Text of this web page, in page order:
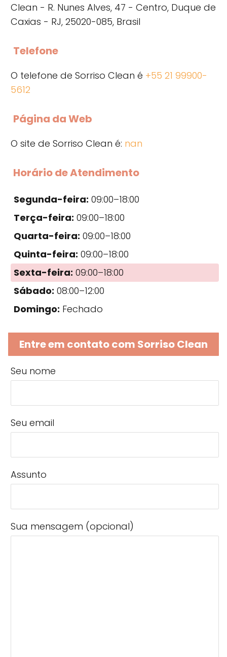
Clean - R. Nunes Alves, 47 - Centro, Duque de
Caxias - RJ, 25020-085, Brasil
Telefone
O telefone de Sorriso Clean é +55 21 99900-
5612
Página da Web
O site de Sorriso Clean é: nan
Horário de Atendimento
Segunda-feira: 09:00–18:00
Terça-feira: 09:00–18:00
Quarta-feira: 09:00–18:00
Quinta-feira: 09:00–18:00
Sexta-feira: 09:00–18:00
Sábado: 08:00–12:00
Domingo: Fechado
Entre em contato com Sorriso Clean
Seu nome
Seu email
Assunto
Sua mensagem (opcional)